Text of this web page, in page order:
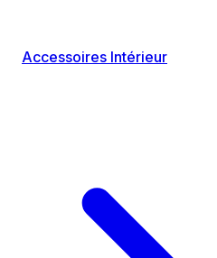
Accessoires Intérieur